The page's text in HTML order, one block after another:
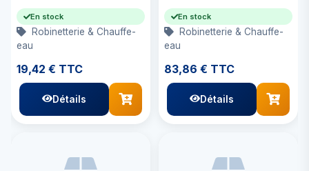
En stock
Robinetterie & Chauffe-
eau
19,42 € TTC
Détails
En stock
Robinetterie & Chauffe-
eau
83,86 € TTC
Détails